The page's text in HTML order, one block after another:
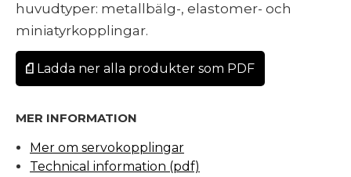
huvudtyper: metallbälg-, elastomer- och
miniatyrkopplingar.
Ladda ner alla produkter som PDF
MER INFORMATION
Mer om servokopplingar
Technical information (pdf)